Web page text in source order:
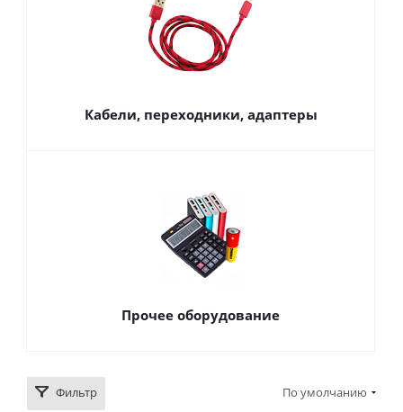
Кабели, переходники, адаптеры
Прочее оборудование
Фильтр По умолчанию